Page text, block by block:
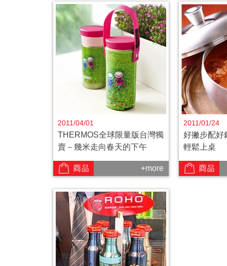
2011/04/01
THERMOS全球限量版台灣獨
賣－幾米走向春天的下午
+more
2011/01/24
好撇步配好
輕鬆上桌